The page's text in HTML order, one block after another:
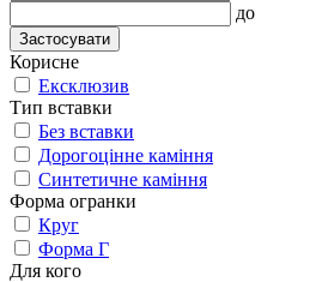
до
Застосувати
Корисне
Ексклюзив
Тип вставки
Без вставки
Дорогоцінне каміння
Синтетичне каміння
Форма огранки
Круг
Форма Г
Для кого